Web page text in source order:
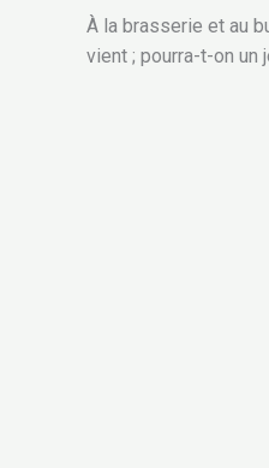
À la brasserie et au
vient ; pourra-t-on un